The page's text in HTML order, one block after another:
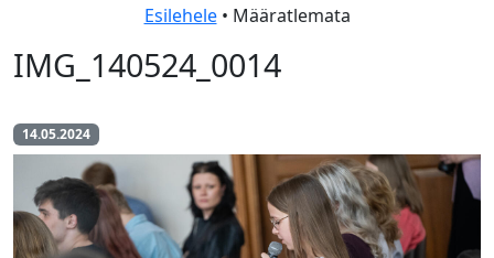
Esilehele• Määratlemata
IMG_140524_0014
14.05.2024